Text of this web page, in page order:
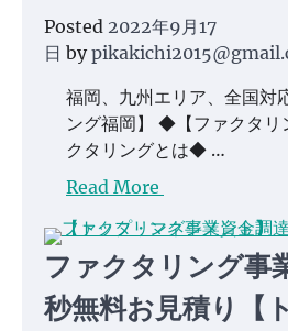
Posted 2022年9月17
日 by
福岡、九州エリア、全国対
ング福岡】 ◆【ファクタ
クタリングとは◆ …
Read More
ファクタリング事
秒無料お見積り【